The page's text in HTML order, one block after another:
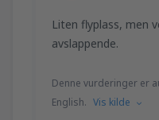
Liten flyplass, men
avslappende.
Denne vurderinger er
English. Vis kilde